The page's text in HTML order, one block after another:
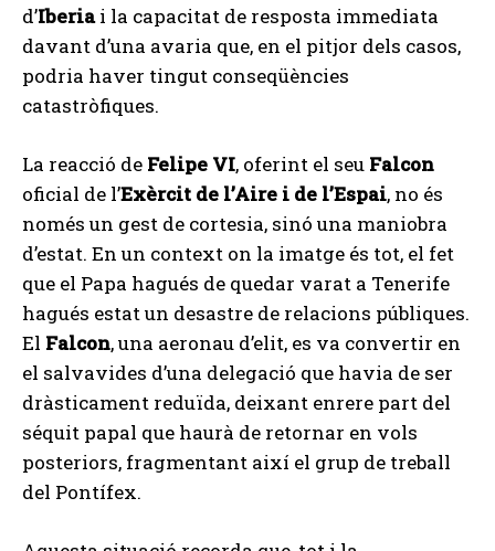
d’Iberiai la capacitat de resposta immediata
davant d’una avaria que, en el pitjor dels casos,
podria haver tingut conseqüències
catastròfiques.
La reacció de Felipe VI, oferint el seu Falcon
oficial de l’Exèrcit de l’Aire i de l’Espai, no és
només un gest de cortesia, sinó una maniobra
d’estat. En un context on la imatge és tot, el fet
que el Papa hagués de quedar varat a Tenerife
hagués estat un desastre de relacions públiques.
El Falcon, una aeronau d’elit, es va convertir en
el salvavides d’una delegació que havia de ser
dràsticament reduïda, deixant enrere part del
séquit papal que haurà de retornar en vols
posteriors, fragmentant així el grup de treball
del Pontífex.